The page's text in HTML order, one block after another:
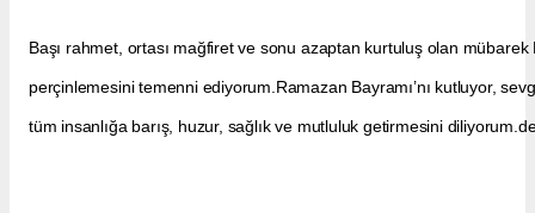
Başı rahmet, ortası mağfiret ve sonu azaptan kurtuluş olan
perçinlemesini temenni ediyorum.Ramazan Bayramı’nı kutluyor,
tüm insanlığa barış, huzur, sağlık ve mutluluk getirmesini